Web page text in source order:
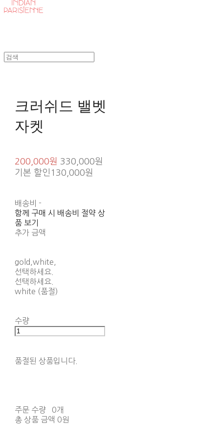
크러쉬드 밸벳
자켓
200,000원 330,000원
기본 할인 130,000원
배송비 -
함께 구매 시 배송비 절약 상
품 보기
추가 금액
gold,white,
선택하세요.
선택하세요.
white (품절)
수량
품절된 상품입니다.
주문 수량
0개
총 상품 금액 0원